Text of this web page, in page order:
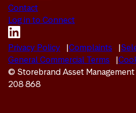
Contact
Log in to Connect
Privacy Policy Complaints
General Commercial Terms
© Storebrand Asset
208 868